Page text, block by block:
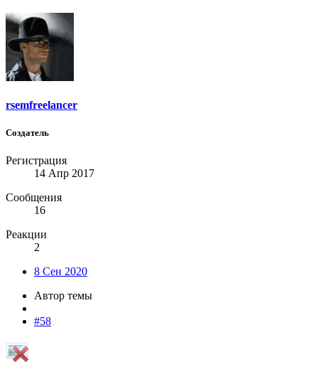
rsemfreelancer
Создатель
Регистрация
14 Апр 2017
Сообщения
16
Реакции
2
8 Сен 2020
Автор темы
#58